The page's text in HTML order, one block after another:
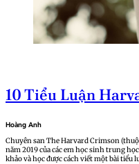
10 Tiểu Luận
Hoàng Anh
Chuyên san The Harvard Crimson
năm 2019 của các em học sinh trung
khảo và học được cách viết một bài